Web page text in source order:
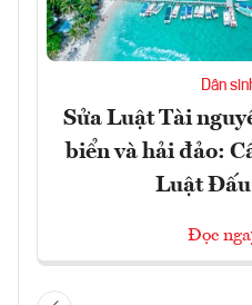
Dân
Sửa Luật Tài
biển và hải đảo:
Luật
Đọc